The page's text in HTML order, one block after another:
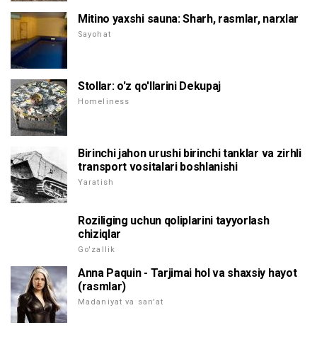
Mitino yaxshi sauna: Sharh, rasmlar, narxlar
Sayohat
Stollar: o'z qo'llarini Dekupaj
Homeliness
Birinchi jahon urushi birinchi tanklar va zirhli
transport vositalari boshlanishi
Yaratish
Roziliging uchun qoliplarini tayyorlash
chiziqlar
Go'zallik
Anna Paquin - Tarjimai hol va shaxsiy hayot
(rasmlar)
Madaniyat va san'at